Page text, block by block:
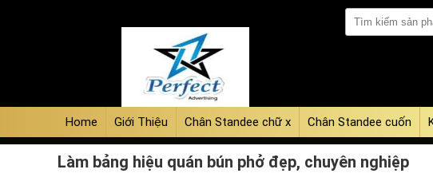
Home Giới Thiệu Chân Standee chữ x Chân Standee cuốn
Làm bảng hiệu quán bún phở đẹp, chuyên nghiệp